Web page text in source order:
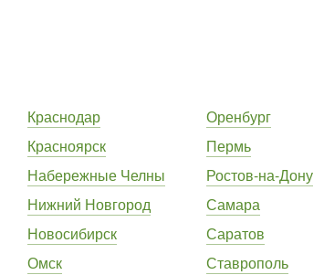
Краснодар
Красноярск
Набережные Челны
Нижний Новгород
Новосибирск
Омск
Оренбург
Пермь
Ростов-на-Дону
Самара
Саратов
Ставрополь